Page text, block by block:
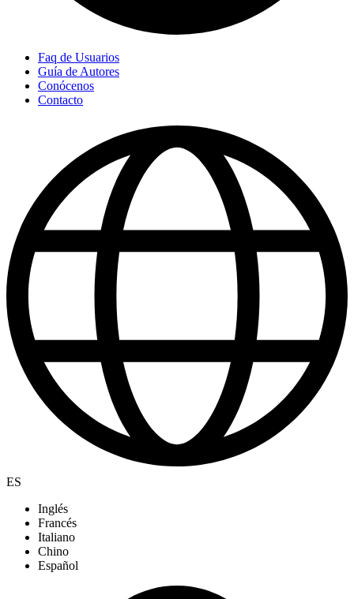
Faq de Usuarios
Guía de Autores
Conócenos
Contacto
ES
Inglés
Francés
Italiano
Chino
Español